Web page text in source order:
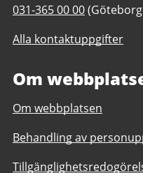
p
s
t
l
l
V
u
T
l
f
n
u
m
031-365 00 00
Alla kontaktuppgifter
Om
Om webbplatsen
Behandling av